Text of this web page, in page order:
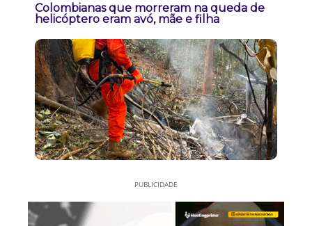
Colombianas que morreram na queda de
helicóptero eram avó, mãe e filha
PUBLICIDADE